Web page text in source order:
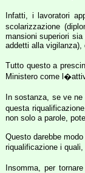
Infatti, i lavoratori
scolarizzazione
mansioni superiori
addetti alla vigilanza),
Tutto questo a
Ministero come
In sostanza, se ve
questa
non solo a parole,
Questo darebbe
riqualificazione i
Insomma, per